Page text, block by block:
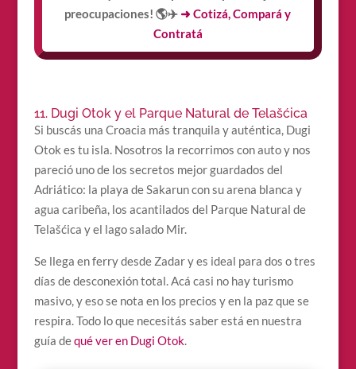
preocupaciones! 🌎✈️ ➜ Cotizá, Compará y
Contratá
11. Dugi Otok y el Parque Natural de Telašćica
Si buscás una Croacia más tranquila y auténtica, Dugi
Otok es tu isla. Nosotros la recorrimos con auto y nos
pareció uno de los secretos mejor guardados del
Adriático: la playa de Sakarun con su arena blanca y
agua caribeña, los acantilados del Parque Natural de
Telašćica y el lago salado Mir.
Se llega en ferry desde Zadar y es ideal para dos o tres
días de desconexión total. Acá casi no hay turismo
masivo, y eso se nota en los precios y en la paz que se
respira. Todo lo que necesitás saber está en nuestra
guía dequé ver en Dugi Otok.